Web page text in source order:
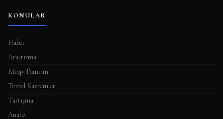
KONULAR
Haber
Araştırma
Kitap-Tanıtım
Temel Kavramlar
Tartışma
Analiz